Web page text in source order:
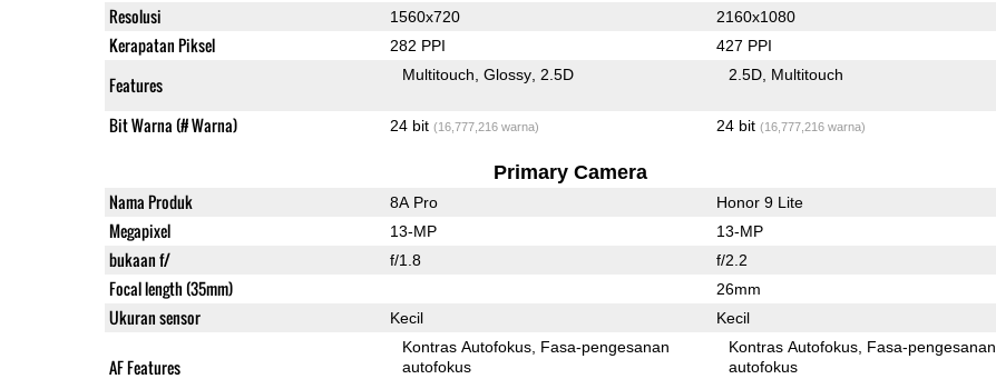
Resolusi 1560x720 2160x1080
Kerapatan Piksel 282 PPI 427 PPI
Features Multitouch Glossy 2.5D 2.5D Multitouch
Bit Warna (# Warna) 24 bit (16,777,216 warna) 24 bit (16,777,216 warna)
Primary Camera
Nama Produk 8A Pro Honor 9 Lite
Megapixel 13-MP 13-MP
bukaan f/ f/1.8 f/2.2
Focal length (35mm) 26mm
Ukuran sensor Kecil Kecil
AF Features
Kontras Autofokus Fasa-pengesanan
autofokus
Kontras Autofokus Fasa-pengesanan
autofokus